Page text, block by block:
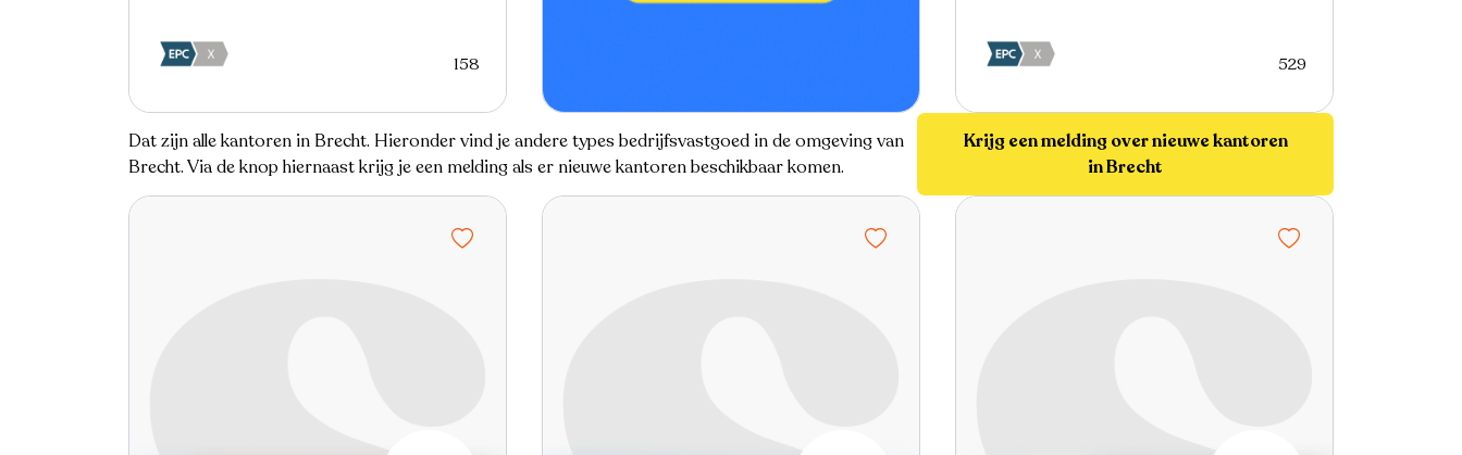
158 529
Dat zijn alle kantoren in Brecht. Hieronder vind je andere types bedrijfsvastgoed in de omgeving van
Brecht. Via de knop hiernaast krijg je een melding als er nieuwe kantoren beschikbaar komen.
Krijg een melding over nieuwe kantoren
in Brecht